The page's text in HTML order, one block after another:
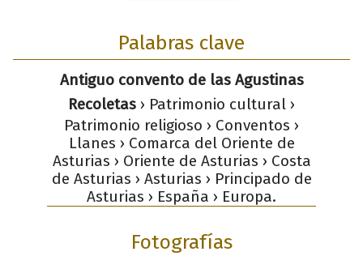
Palabras clave
Antiguo convento de las Agustinas
Recoletas › Patrimonio cultural ›
Patrimonio religioso › Conventos ›
Llanes › Comarca del Oriente de
Asturias › Oriente de Asturias › Costa
de Asturias › Asturias › Principado de
Asturias › España › Europa.
Fotografías